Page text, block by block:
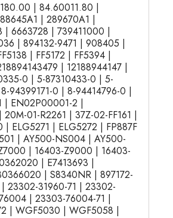
| 84.60011.80 |
| 289670A1 |
| 6663728 | 739411000 |
| 894132-9471 | 908405 |
| FF5172 | FF5394 |
| 12188944147 |
0 | 5-87310433-0 | 5-
94399171-0 | 8-94414796-0 |
| EN02P00001-2 |
01-R2261 | 37Z-02-FF161 |
ELG5271 | ELG5272 | FP887F
| AY500-NS004 | AY500-
| 16403-Z9000 | 16403-
| E7413693 |
| S8340NR | 897172-
31960-71 | 23302-
| 23303-76004-71 |
| WGF5030 | WGF5058 |